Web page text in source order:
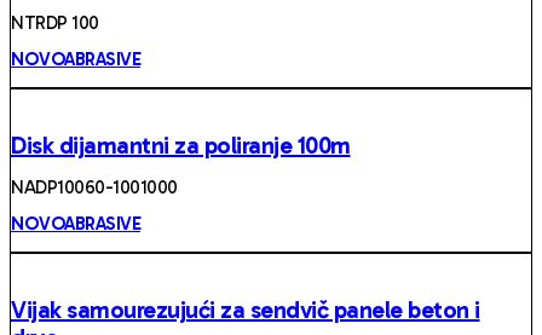
NTRDP 100
NOVOABRASIVE
Disk dijamantni za poliranje 100m
NADP10060-1001000
NOVOABRASIVE
Vijak samourezujući za sendvič panele beton i